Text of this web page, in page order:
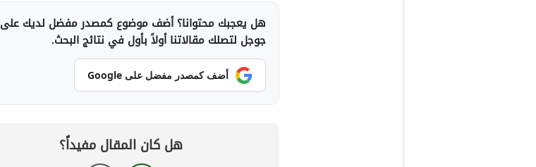
هل يعجبك محتوانا؟ أضف موضوع كمصدر مفضل لديك على
جوجل لتصلك مقالاتنا أولاً بأول في نتائج البحث.
أضف كمصدر مفضل على Google
هل كان المقال مفيداً؟